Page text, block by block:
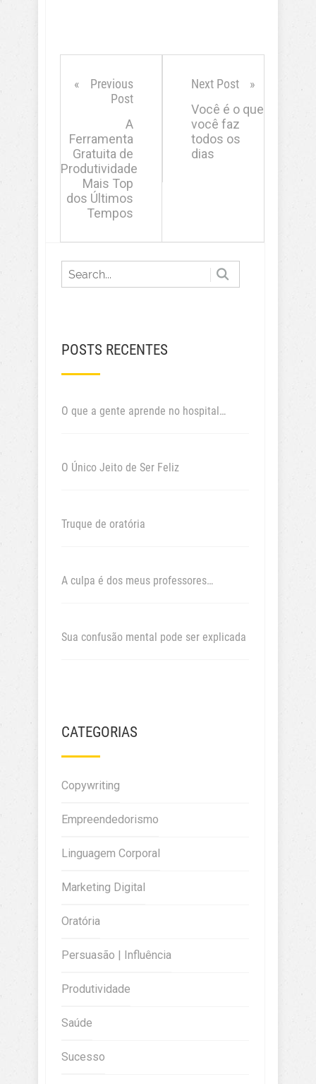
Previous
Post
A
Ferramenta
Gratuita de
Produtividade
Mais Top
dos Últimos
Tempos
Next Post
Você é o que
você faz
todos os
dias
POSTS RECENTES
O que a gente aprende no hospital…
O Único Jeito de Ser Feliz
Truque de oratória
A culpa é dos meus professores…
Sua confusão mental pode ser explicada
CATEGORIAS
Copywriting
Empreendedorismo
Linguagem Corporal
Marketing Digital
Oratória
Persuasão | Influência
Produtividade
Saúde
Sucesso